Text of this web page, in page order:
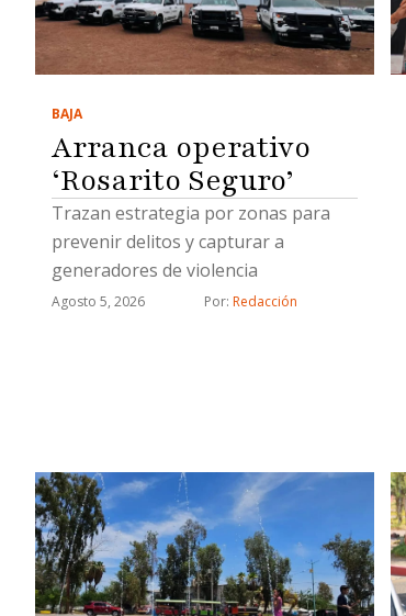
BAJA
Arranca operativo
‘Rosarito Seguro’
Trazan estrategia por zonas para
prevenir delitos y capturar a
generadores de violencia
Agosto 5, 2026 Por: Redacción